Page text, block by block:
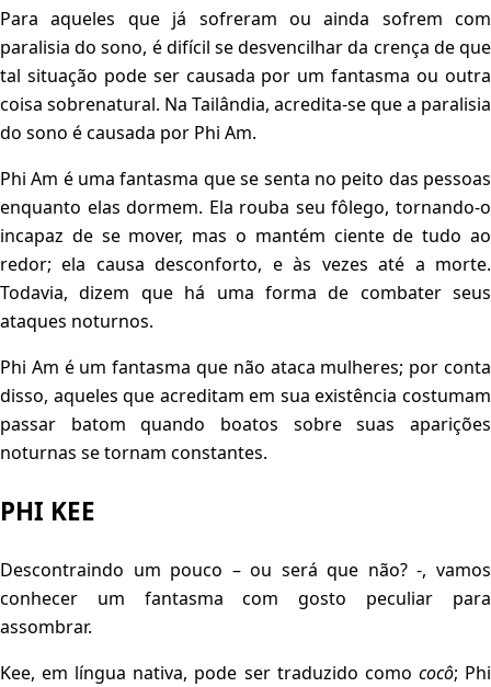
Para aqueles que já sofreram ou ainda sofrem com
paralisia do sono, é difícil se desvencilhar da crença de que
tal situação pode ser causada por um fantasma ou outra
coisa sobrenatural. Na Tailândia, acredita-se que a paralisia
do sono é causada por Phi Am.
Phi Am é uma fantasma que se senta no peito das pessoas
enquanto elas dormem. Ela rouba seu fôlego, tornando-o
incapaz de se mover, mas o mantém ciente de tudo ao
redor; ela causa desconforto, e às vezes até a morte.
Todavia, dizem que há uma forma de combater seus
ataques noturnos.
Phi Am é um fantasma que não ataca mulheres; por conta
disso, aqueles que acreditam em sua existência costumam
passar batom quando boatos sobre suas aparições
noturnas se tornam constantes.
PHI KEE
Descontraindo um pouco – ou será que não? -, vamos
conhecer um fantasma com gosto peculiar para
assombrar.
Kee, em língua nativa, pode ser traduzido como cocô; Phi